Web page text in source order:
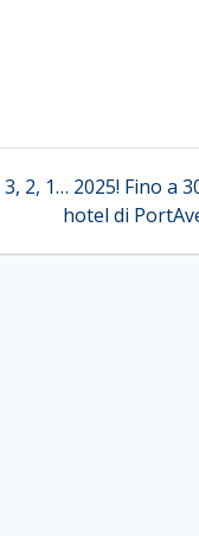
Articolo
successivo:
3, 2, 1… 2025! Fino a
hotel di